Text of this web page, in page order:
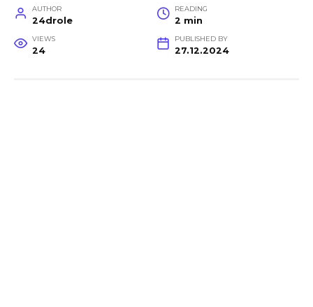
AUTHOR
24drole
READING
2 min
VIEWS
24
PUBLISHED BY
27.12.2024